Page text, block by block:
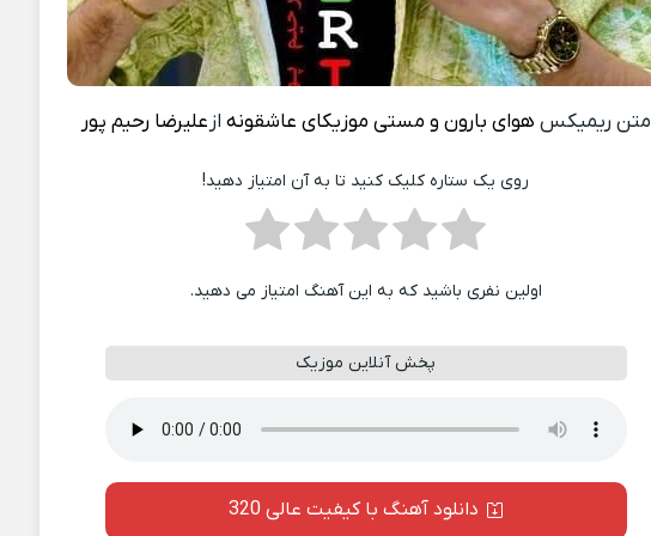
متن ریمیکس هوای بارون و مستی موزیکای عاشقونه از علیرضا رحیم پور
روی یک ستاره کلیک کنید تا به آن امتیاز دهید!
اولین نفری باشید که به این آهنگ امتیاز می دهید.
پخش آنلاین موزیک
دانلود آهنگ با کیفیت عالی 320